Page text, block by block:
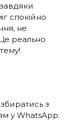
спокійно
не
реально
з
у WhatsApp.